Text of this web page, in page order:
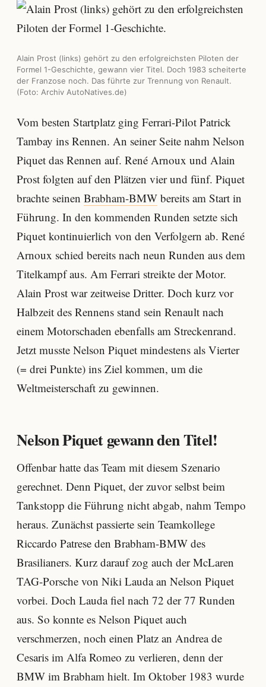
Alain Prost (links) gehört zu den erfolgreichsten Piloten der
Formel 1-Geschichte, gewann vier Titel. Doch 1983 scheiterte
der Franzose noch. Das führte zur Trennung von Renault.
(Foto: Archiv AutoNatives.de)
Vom besten Startplatz ging Ferrari-Pilot Patrick
Tambay ins Rennen. An seiner Seite nahm Nelson
Piquet das Rennen auf. René Arnoux und Alain
Prost folgten auf den Plätzen vier und fünf. Piquet
brachte seinen Brabham-BMW bereits am Start in
Führung. In den kommenden Runden setzte sich
Piquet kontinuierlich von den Verfolgern ab. René
Arnoux schied bereits nach neun Runden aus dem
Titelkampf aus. Am Ferrari streikte der Motor.
Alain Prost war zeitweise Dritter. Doch kurz vor
Halbzeit des Rennens stand sein Renault nach
einem Motorschaden ebenfalls am Streckenrand.
Jetzt musste Nelson Piquet mindestens als Vierter
(= drei Punkte) ins Ziel kommen, um die
Weltmeisterschaft zu gewinnen.
Nelson Piquet gewann den Titel!
Offenbar hatte das Team mit diesem Szenario
gerechnet. Denn Piquet, der zuvor selbst beim
Tankstopp die Führung nicht abgab, nahm Tempo
heraus. Zunächst passierte sein Teamkollege
Riccardo Patrese den Brabham-BMW des
Brasilianers. Kurz darauf zog auch der McLaren
TAG-Porsche von Niki Lauda an Nelson Piquet
vorbei. Doch Lauda fiel nach 72 der 77 Runden
aus. So konnte es Nelson Piquet auch
verschmerzen, noch einen Platz an Andrea de
Cesaris im Alfa Romeo zu verlieren, denn der
BMW im Brabham hielt. Im Oktober 1983 wurde